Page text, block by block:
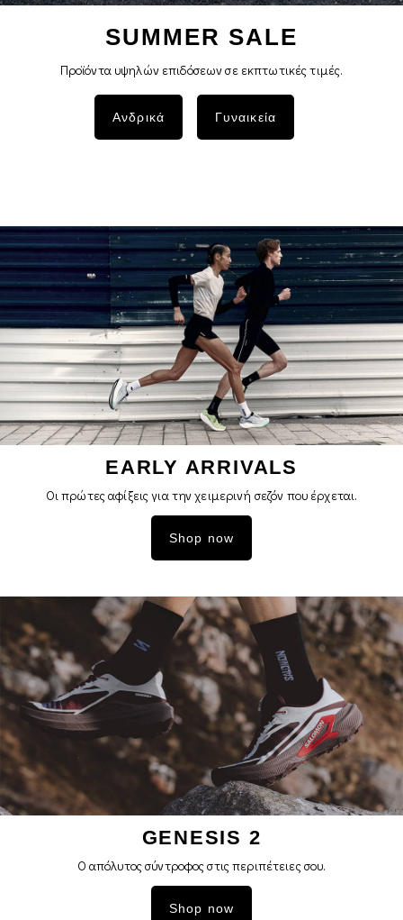
SUMMER SALE
Προϊόντα υψηλών επιδόσεων σε εκπτωτικές τιμές.
Ανδρικά Γυναικεία
EARLY ARRIVALS
Οι πρώτες αφίξεις για την χειμερινή σεζόν που έρχεται.
Shop now
GENESIS 2
Ο απόλυτος σύντροφος στις περιπέτειες σoυ.
Shop now